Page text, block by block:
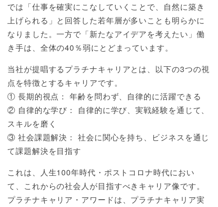
では「仕事を確実にこなしていくことで、自然に築き
上げられる」と回答した若年層が多いことも明らかに
なりました。一方で「新たなアイデアを考えたい」働
き手は、全体の40％弱にとどまっています。
当社が提唱するプラチナキャリアとは、以下の3つの視
点を特徴とするキャリアです。
① 長期的視点： 年齢を問わず、自律的に活躍できる
② 自律的な学び： 自律的に学び、実戦経験を通じて、
スキルを磨く
③ 社会課題解決： 社会に関心を持ち、ビジネスを通じ
て課題解決を目指す
これは、人生100年時代・ポストコロナ時代におい
て、これからの社会人が目指すべきキャリア像です。
プラチナキャリア・アワードは、プラチナキャリア実